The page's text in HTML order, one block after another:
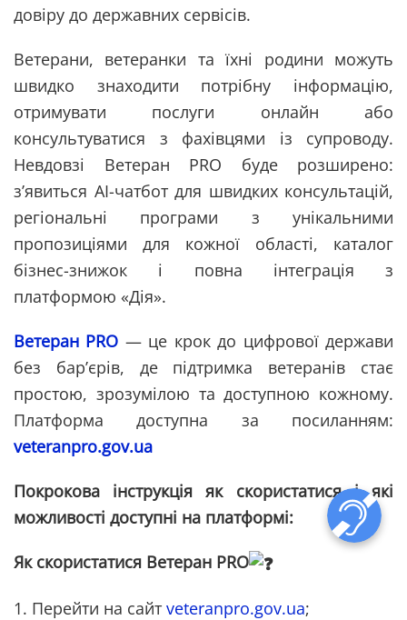
довіру до державних сервісів.
Ветерани, ветеранки та їхні родини можуть
швидко знаходити потрібну інформацію,
отримувати послуги онлайн або
консультуватися з фахівцями із супроводу.
Невдовзі Ветеран PRO буде розширено:
з’явиться AI-чатбот для швидких консультацій,
регіональні програми з унікальними
пропозиціями для кожної області, каталог
бізнес-знижок і повна інтеграція з
платформою «Дія».
Ветеран PRO — це крок до цифрової держави
без бар’єрів, де підтримка ветеранів стає
простою, зрозумілою та доступною кожному.
Платформа доступна за посиланням:
veteranpro.gov.ua
Покрокова інструкція як скористатися і які
можливості доступні на платформі:
Як скористатися Ветеран PRO
1. Перейти на сайт veteranpro.gov.ua;